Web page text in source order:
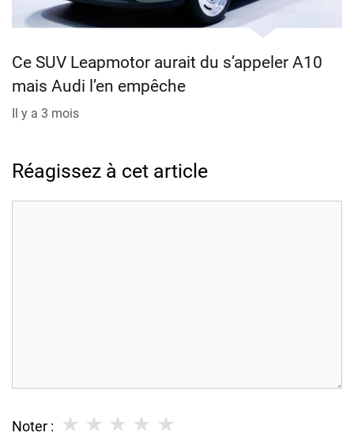
Ce SUV Leapmotor aurait du s’appeler A10
mais Audi l’en empêche
Il y a 3 mois
Réagissez à cet article
Noter : ★
★
★
★
★